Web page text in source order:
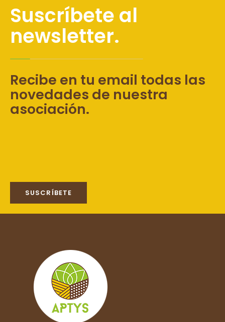
Suscríbete al
newsletter.
Recibe en tu email todas las
novedades de nuestra
asociación.
SUSCRÍBETE